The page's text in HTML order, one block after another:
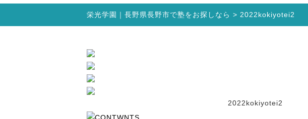
栄光学園｜長野県長野市で塾をお探しなら > 2022kokiyotei2
2022kokiyotei2